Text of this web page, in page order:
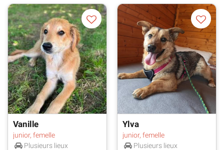
Vanille
junior, femelle
Plusieurs lieux
Ylva
junior, femelle
Plusieurs lieux